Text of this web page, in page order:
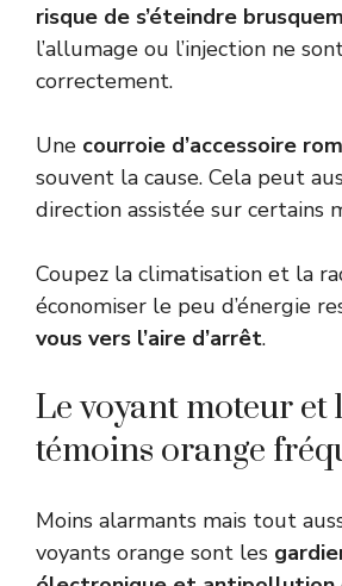
risque de s’éteindre
l’allumage ou l’injection ne
correctement.
Une courroie d’accessoire
souvent la cause. Cela peut
direction assistée sur certains
Coupez la climatisation et la
économiser le peu d’énergie
vous vers l’aire d’arrêt.
Le voyant moteur et
témoins orange
Moins alarmants mais tout
voyants orange sont les